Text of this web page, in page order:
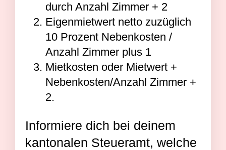
durch Anzahl Zimmer + 2
Eigenmietwert netto zuzüglich
10 Prozent Nebenkosten /
Anzahl Zimmer plus 1
Mietkosten oder Mietwert +
Nebenkosten/Anzahl Zimmer +
2.
Informiere dich bei deinem
kantonalen Steueramt, welche